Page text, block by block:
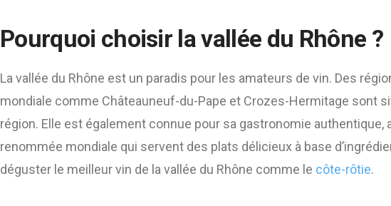
Pourquoi choisir la vallée du Rhône ?
La vallée du Rhône est un paradis pour les amateurs de vin. Des
mondiale comme Châteauneuf-du-Pape et Crozes-Hermitage sont
région. Elle est également connue pour sa gastronomie authentique,
renommée mondiale qui servent des plats délicieux à base
déguster le meilleur vin de la vallée du Rhône comme le côte-rôtie.